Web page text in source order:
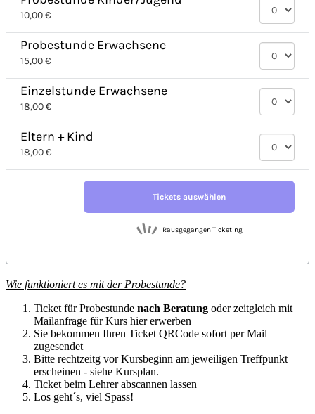
Wie funktioniert es mit der Probestunde?
Ticket für Probestunde nach Beratung oder zeitgleich mit
Mailanfrage für Kurs hier erwerben
Sie bekommen Ihren Ticket QRCode sofort per Mail
zugesendet
Bitte rechtzeitg vor Kursbeginn am jeweiligen Treffpunkt
erscheinen - siehe Kursplan.
Ticket beim Lehrer abscannen lassen
Los geht´s, viel Spass!